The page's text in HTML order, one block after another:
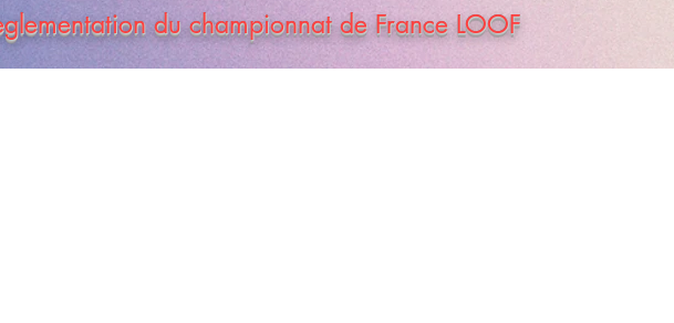
du championnat de France LOOF